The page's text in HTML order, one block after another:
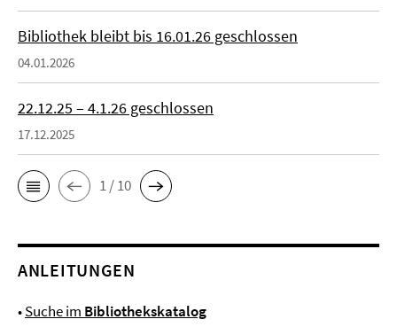
Bibliothek bleibt bis 16.01.26 geschlossen
04.01.2026
22.12.25 – 4.1.26 geschlossen
17.12.2025
1 / 10
ANLEITUNGEN
•Suche im Bibliothekskatalog